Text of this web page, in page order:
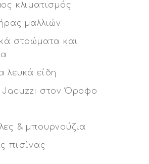
κλιματισμός
μαλλιών
στρώματα και
λευκά είδη
Jacuzzi στον Όροφο
& μπουρνούζια
πισίνας